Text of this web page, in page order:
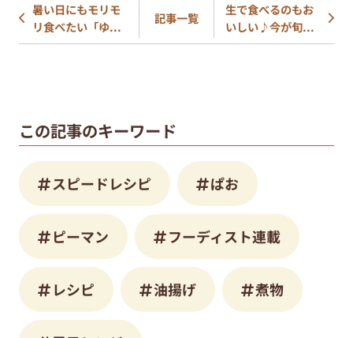
暑い日にもモリモ
リ食べたい「ゆ...
記事一覧
生で食べるのもお
いしい♪今が旬...
この記事のキーワード
スピードレシピ ぱお
ピーマン フーディスト連載
レシピ 油揚げ 煮物